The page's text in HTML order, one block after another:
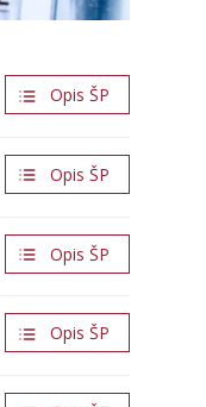
Opis ŠP
Opis ŠP
Opis ŠP
Opis ŠP